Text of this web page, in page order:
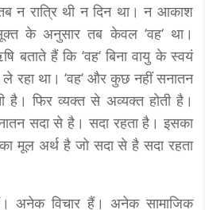
न रात्रि थी न दिन था। न आकाश
के अनुसार तब केवल ‘वह‘ था।
बताते हैं कि ‘वह‘ बिना वायु के स्वयं
रहा था। ‘वह‘ और कुछ नहीं सनातन
है। फिर व्यक्त से अव्यक्त होती है।
सदा से है। सदा रहता है। इसका
मूल अर्थ है जो सदा से है सदा रहता
अनेक विचार हैं। अनेक सामाजिक